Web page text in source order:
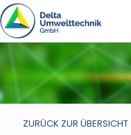
ZURÜCK ZUR ÜBERSICHT